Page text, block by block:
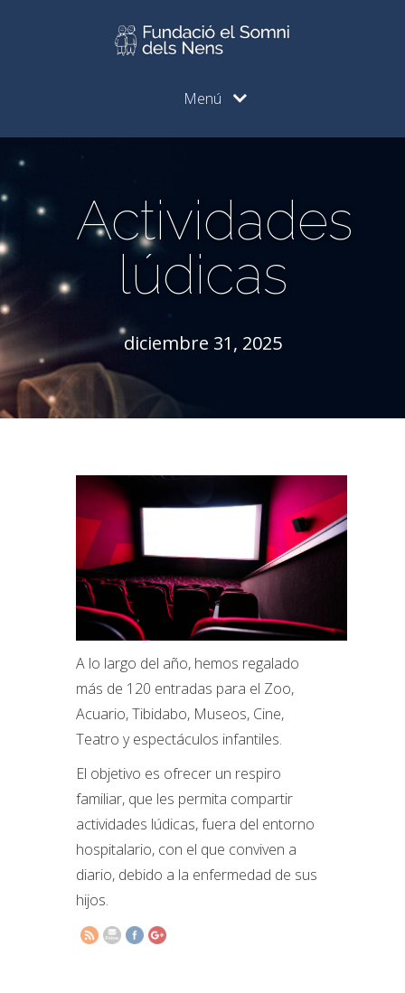
Menú
Actividades
lúdicas
diciembre 31, 2025
A lo largo del año, hemos regalado
más de 120 entradas para el Zoo,
Acuario, Tibidabo, Museos, Cine,
Teatro y espectáculos infantiles.
El objetivo es ofrecer un respiro
familiar, que les permita compartir
actividades lúdicas, fuera del entorno
hospitalario, con el que conviven a
diario, debido a la enfermedad de sus
hijos.
http://www.elsomnidelsnens.org/2025/12/
ludicas-